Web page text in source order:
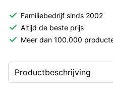
Familiebedrijf sinds 2002
Altijd de beste prijs
Meer dan 100.000